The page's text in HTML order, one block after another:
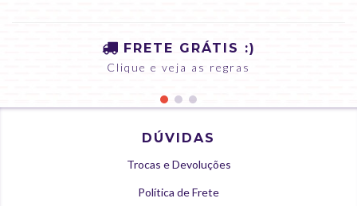
FRETE GRÁTIS :)
Clique e veja as regras
DÚVIDAS
Trocas e Devoluções
Política de Frete